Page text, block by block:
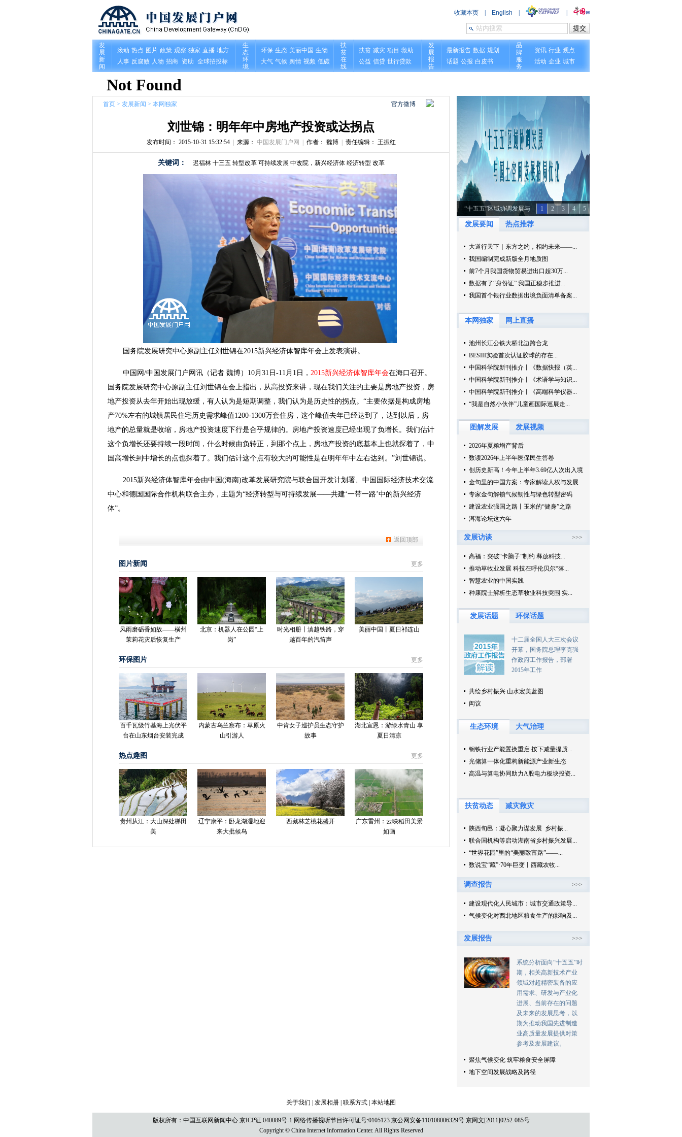
官方微博
首页 > 发展新闻 > 本网独家
刘世锦：明年年中房地产投资或达拐点
发布时间： 2015-10-31 15:32:54| 来源： 中国发展门户网 作者： 魏博| 责任编辑： 王振红
关键词： 迟福林 十三五 转型改革 可持续发展 中改院，新兴经济体 经济转型 改革
国务院发展研究中心原副主任刘世锦在2015新兴经济体智库年会上发表演讲。
中国网/中国发展门户网讯（记者 魏博）10月31日-11月1日， 2015新兴经济体智库年会在海口召开。
国务院发展研究中心原副主任刘世锦在会上指出，从高投资来讲，现在我们关注的主要是房地产投资，房
地产投资从去年开始出现放缓，有人认为是短期调整，我们认为是历史性的拐点。“主要依据是构成房地
产70%左右的城镇居民住宅历史需求峰值1200-1300万套住房，这个峰值去年已经达到了，达到以后，房
地产的总量就是收缩，房地产投资速度下行是合乎规律的。房地产投资速度已经出现了负增长。我们估计
这个负增长还要持续一段时间，什么时候由负转正，到那个点上，房地产投资的底基本上也就探着了，中
国高增长到中增长的点也探着了。我们估计这个点有较大的可能性是在明年年中左右达到。”刘世锦说。
2015新兴经济体智库年会由中国(海南)改革发展研究院与联合国开发计划署、中国国际经济技术交流
中心和德国国际合作机构联合主办，主题为“经济转型与可持续发展——共建‘一带一路’中的新兴经济
体”。
返回顶部